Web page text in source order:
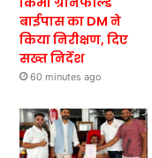
बाईपास का DM ने
किया निरीक्षण, दिए
सख्त निर्देश
60 minutes ago